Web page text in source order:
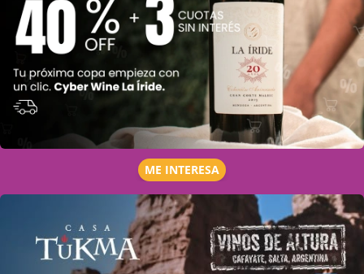
ME INTERESA